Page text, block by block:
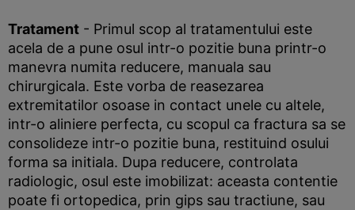
Tratament - Primul scop al tratamentului este
acela de a pune osul intr-o pozitie buna printr-o
manevra numita reducere, manuala sau
chirurgicala. Este vorba de reasezarea
extremitatilor osoase in contact unele cu altele,
intr-o aliniere perfecta, cu scopul ca fractura sa se
consolideze intr-o pozitie buna, restituind osului
forma sa initiala. Dupa reducere, controlata
radiologic, osul este imobilizat: aceasta contentie
poate fi ortopedica, prin gips sau tractiune, sau